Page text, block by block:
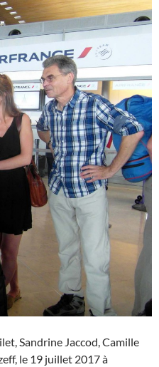
Sandrine Jaccod, Camille
le 19 juillet 2017 à